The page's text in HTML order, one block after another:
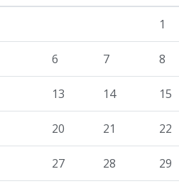
1
6 7 8
13 14 15
20 21 22
27 28 29